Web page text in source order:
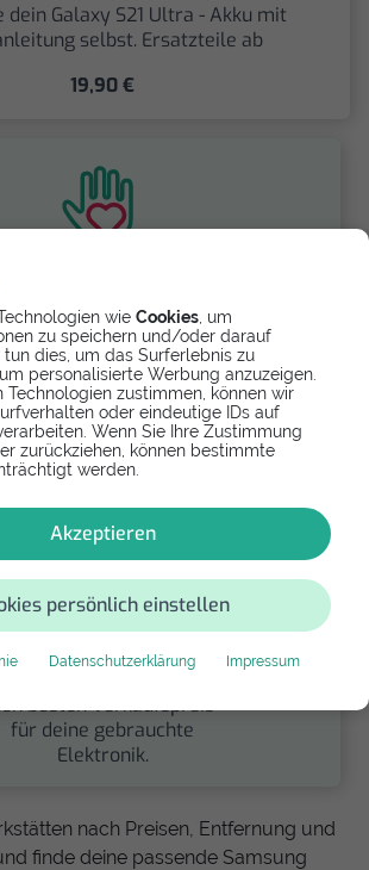
wie Cookies , um
zu speichern und/oder darauf
dies, um das Surferlebnis zu
personalisierte Werbung anzuzeigen.
Technologien zustimmen, können wir
oder eindeutige IDs auf
Wenn Sie Ihre Zustimmung
zurückziehen, können bestimmte
werden.
Akzeptieren
persönlich einstellen
Datenschutzerklärung Impressum
dein Galaxy S21 Ultra - Akku mit
selbst. Ersatzteile ab
19,90 €
Spende Dein Gerät über
für einen guten Zweck.
Verkaufen
Finde über unseren
besten Verkaufspreis
für deine gebrauchte
Elektronik.
nach Preisen, Entfernung und
finde deine passende Samsung